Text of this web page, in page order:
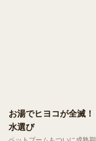
お湯でヒヨコが全滅
水選び